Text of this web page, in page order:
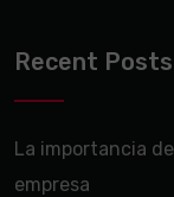
Recent Posts
La importancia
empresa